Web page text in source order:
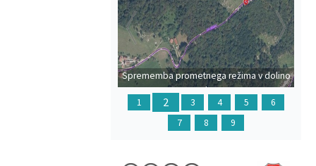
Sprememba prometnega režima v dolino
Polog
Prejšnja
1 2 3 4 5
6
7
8 9